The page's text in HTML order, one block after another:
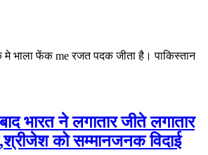
मे भाला फेंक me रजत पदक जीता है। पाकिस्तान
भारत ने लगातार जीते लगातार
को सम्मानजनक विदाई